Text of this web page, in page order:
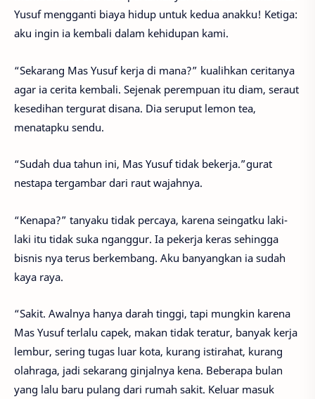
Yusuf mengganti biaya hidup untuk kedua anakku! Ketiga:
aku ingin ia kembali dalam kehidupan kami.
“Sekarang Mas Yusuf kerja di mana?” kualihkan ceritanya
agar ia cerita kembali. Sejenak perempuan itu diam, seraut
kesedihan tergurat disana. Dia seruput lemon tea,
menatapku sendu.
“Sudah dua tahun ini, Mas Yusuf tidak bekerja.”gurat
nestapa tergambar dari raut wajahnya.
“Kenapa?” tanyaku tidak percaya, karena seingatku laki-
laki itu tidak suka nganggur. Ia pekerja keras sehingga
bisnis nya terus berkembang. Aku banyangkan ia sudah
kaya raya.
“Sakit. Awalnya hanya darah tinggi, tapi mungkin karena
Mas Yusuf terlalu capek, makan tidak teratur, banyak kerja
lembur, sering tugas luar kota, kurang istirahat, kurang
olahraga, jadi sekarang ginjalnya kena. Beberapa bulan
yang lalu baru pulang dari rumah sakit. Keluar masuk